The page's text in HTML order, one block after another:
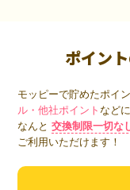
ポイン
モッピーで貯めたポイ
ル・他社ポイントなど
なんと 交換制限一切な
ご利用いただけます！